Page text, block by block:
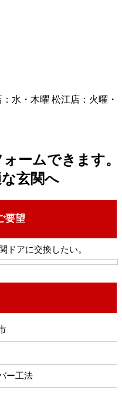
水・木曜 松江店：火曜・
ームできます。
玄関へ
要望
ドアに交換したい。
ー工法